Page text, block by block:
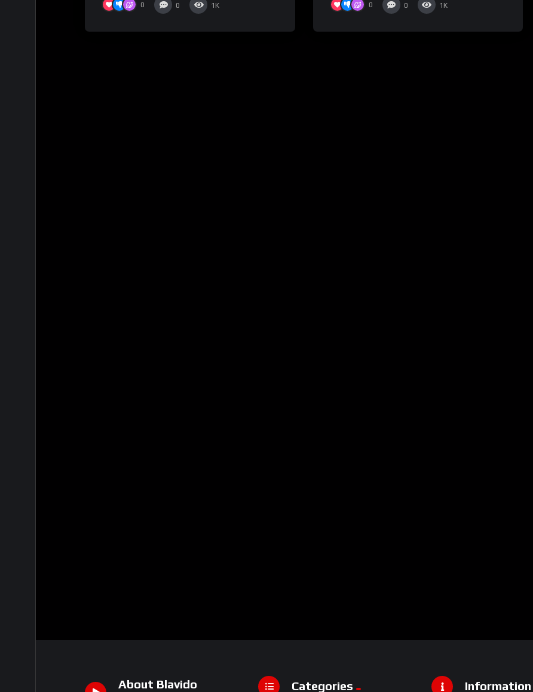
0 0 1K 0 0 1K
About Blavido Categories Information